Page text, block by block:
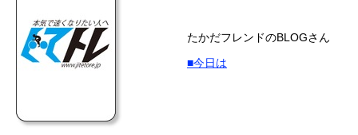
たかだフレンドのBLOGさん
■今日は